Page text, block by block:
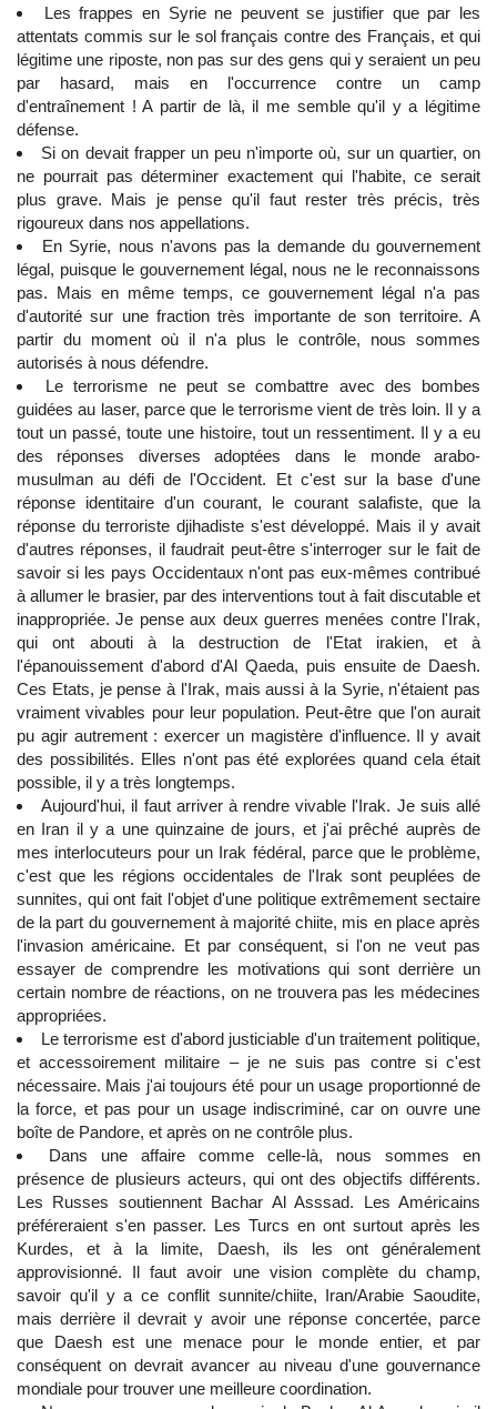
Les frappes en Syrie ne peuvent se justifier que par les
attentats commis sur le sol français contre des Français, et qui
légitime une riposte, non pas sur des gens qui y seraient un peu
par hasard, mais en l'occurrence contre un camp
d'entraînement ! A partir de là, il me semble qu'il y a légitime
défense.
Si on devait frapper un peu n'importe où, sur un quartier, on
ne pourrait pas déterminer exactement qui l'habite, ce serait
plus grave. Mais je pense qu'il faut rester très précis, très
rigoureux dans nos appellations.
En Syrie, nous n'avons pas la demande du gouvernement
légal, puisque le gouvernement légal, nous ne le reconnaissons
pas. Mais en même temps, ce gouvernement légal n'a pas
d'autorité sur une fraction très importante de son territoire. A
partir du moment où il n'a plus le contrôle, nous sommes
autorisés à nous défendre.
Le terrorisme ne peut se combattre avec des bombes
guidées au laser, parce que le terrorisme vient de très loin. Il y a
tout un passé, toute une histoire, tout un ressentiment. Il y a eu
des réponses diverses adoptées dans le monde arabo-
musulman au défi de l'Occident. Et c'est sur la base d'une
réponse identitaire d'un courant, le courant salafiste, que la
réponse du terroriste djihadiste s'est développé. Mais il y avait
d'autres réponses, il faudrait peut-être s'interroger sur le fait de
savoir si les pays Occidentaux n'ont pas eux-mêmes contribué
à allumer le brasier, par des interventions tout à fait discutable et
inappropriée. Je pense aux deux guerres menées contre l'Irak,
qui ont abouti à la destruction de l'Etat irakien, et à
l'épanouissement d'abord d'Al Qaeda, puis ensuite de Daesh.
Ces Etats, je pense à l'Irak, mais aussi à la Syrie, n'étaient pas
vraiment vivables pour leur population. Peut-être que l'on aurait
pu agir autrement : exercer un magistère d'influence. Il y avait
des possibilités. Elles n'ont pas été explorées quand cela était
possible, il y a très longtemps.
Aujourd'hui, il faut arriver à rendre vivable l'Irak. Je suis allé
en Iran il y a une quinzaine de jours, et j'ai prêché auprès de
mes interlocuteurs pour un Irak fédéral, parce que le problème,
c'est que les régions occidentales de l'Irak sont peuplées de
sunnites, qui ont fait l'objet d'une politique extrêmement sectaire
de la part du gouvernement à majorité chiite, mis en place après
l'invasion américaine. Et par conséquent, si l'on ne veut pas
essayer de comprendre les motivations qui sont derrière un
certain nombre de réactions, on ne trouvera pas les médecines
appropriées.
Le terrorisme est d'abord justiciable d'un traitement politique,
et accessoirement militaire – je ne suis pas contre si c'est
nécessaire. Mais j'ai toujours été pour un usage proportionné de
la force, et pas pour un usage indiscriminé, car on ouvre une
boîte de Pandore, et après on ne contrôle plus.
Dans une affaire comme celle-là, nous sommes en
présence de plusieurs acteurs, qui ont des objectifs différents.
Les Russes soutiennent Bachar Al Asssad. Les Américains
préféreraient s'en passer. Les Turcs en ont surtout après les
Kurdes, et à la limite, Daesh, ils les ont généralement
approvisionné. Il faut avoir une vision complète du champ,
savoir qu'il y a ce conflit sunnite/chiite, Iran/Arabie Saoudite,
mais derrière il devrait y avoir une réponse concertée, parce
que Daesh est une menace pour le monde entier, et par
conséquent on devrait avancer au niveau d'une gouvernance
mondiale pour trouver une meilleure coordination.